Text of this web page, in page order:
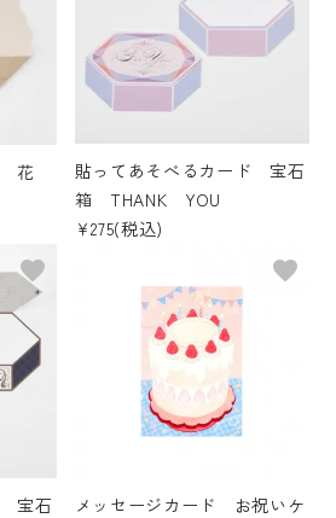
花
貼ってあそべるカード 宝石
箱 THANK YOU
¥275(税込)
宝石
favorite
メッセージカード お祝いケ
favorite